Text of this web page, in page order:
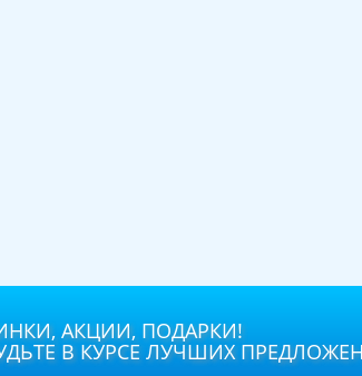
АКЦИИ, ПОДАРКИ!
В КУРСЕ ЛУЧШИХ